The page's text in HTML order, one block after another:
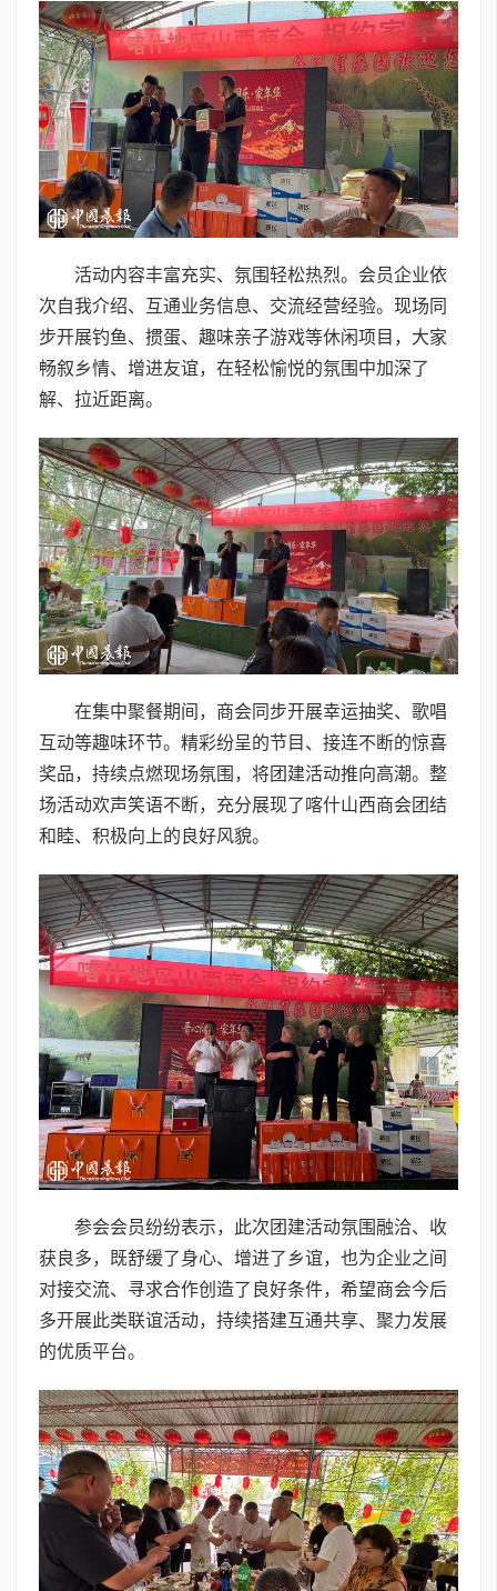
活动内容丰富充实、氛围轻松热烈。会员企业依
次自我介绍、互通业务信息、交流经营经验。现场同
步开展钓鱼、掼蛋、趣味亲子游戏等休闲项目，大家
畅叙乡情、增进友谊，在轻松愉悦的氛围中加深了
解、拉近距离。
在集中聚餐期间，商会同步开展幸运抽奖、歌唱
互动等趣味环节。精彩纷呈的节目、接连不断的惊喜
奖品，持续点燃现场氛围，将团建活动推向高潮。整
场活动欢声笑语不断，充分展现了喀什山西商会团结
和睦、积极向上的良好风貌。
参会会员纷纷表示，此次团建活动氛围融洽、收
获良多，既舒缓了身心、增进了乡谊，也为企业之间
对接交流、寻求合作创造了良好条件，希望商会今后
多开展此类联谊活动，持续搭建互通共享、聚力发展
的优质平台。